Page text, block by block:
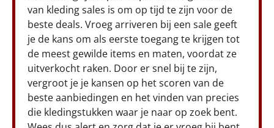
van kleding sales is om op tijd te zijn voor de
beste deals. Vroeg arriveren bij een sale geeft
je de kans om als eerste toegang te krijgen tot
de meest gewilde items en maten, voordat ze
uitverkocht raken. Door er snel bij te zijn,
vergroot je je kansen op het scoren van de
beste aanbiedingen en het vinden van precies
die kledingstukken waar je naar op zoek bent.